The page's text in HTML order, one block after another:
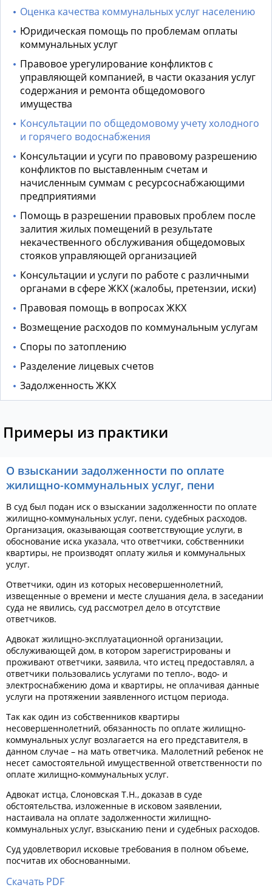
Оценка качества коммунальных услуг населению
Юридическая помощь по проблемам оплаты
коммунальных услуг
Правовое урегулирование конфликтов с
управляющей компанией, в части оказания услуг
содержания и ремонта общедомового
имущества
Консультации по общедомовому учету холодного
и горячего водоснабжения
Консультации и усуги по правовому разрешению
конфликтов по выставленным счетам и
начисленным суммам с ресурсоснабжающими
предприятиями
Помощь в разрешении правовых проблем после
залития жилых помещений в результате
некачественного обслуживания общедомовых
стояков управляющей организацией
Консультации и услуги по работе с различными
органами в сфере ЖКХ (жалобы, претензии, иски)
Правовая помощь в вопросах ЖКХ
Возмещение расходов по коммунальным услугам
Споры по затоплению
Разделение лицевых счетов
Задолженность ЖКХ
Примеры из практики
О взыскании задолженности по оплате
жилищно-коммунальных услуг, пени
В суд был подан иск о взыскании задолженности по оплате
жилищно-коммунальных услуг, пени, судебных расходов.
Организация, оказывающая соответствующие услуги, в
обоснование иска указала, что ответчики, собственники
квартиры, не производят оплату жилья и коммунальных
услуг.
Ответчики, один из которых несовершеннолетний,
извещенные о времени и месте слушания дела, в заседании
суда не явились, суд рассмотрел дело в отсутствие
ответчиков.
Адвокат жилищно-эксплуатационной организации,
обслуживающей дом, в котором зарегистрированы и
проживают ответчики, заявила, что истец предоставлял, а
ответчики пользовались услугами по тепло-, водо- и
электроснабжению дома и квартиры, не оплачивая данные
услуги на протяжении заявленного истцом периода.
Так как один из собственников квартиры
несовершеннолетний, обязанность по оплате жилищно-
коммунальных услуг возлагается на его представителя, в
данном случае – на мать ответчика. Малолетний ребенок не
несет самостоятельной имущественной ответственности по
оплате жилищно-коммунальных услуг.
Адвокат истца, Слоновская Т.Н., доказав в суде
обстоятельства, изложенные в исковом заявлении,
настаивала на оплате задолженности жилищно-
коммунальных услуг, взысканию пени и судебных расходов.
Суд удовлетворил исковые требования в полном объеме,
посчитав их обоснованными.
Скачать PDF